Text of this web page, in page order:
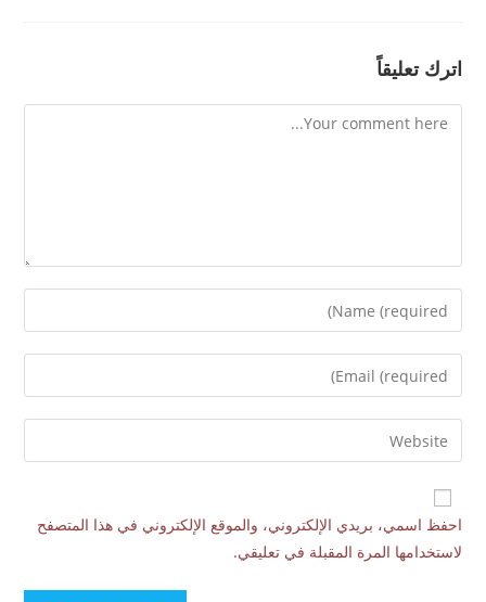
اترك تعليقاً
احفظ اسمي، بريدي الإلكتروني، والموقع الإلكتروني في هذا المتصفح
لاستخدامها المرة المقبلة في تعليقي.